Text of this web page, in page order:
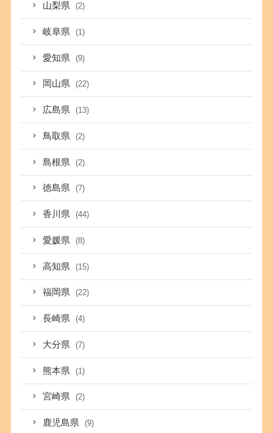
山梨県 (2)
岐阜県 (1)
愛知県 (9)
岡山県 (22)
広島県 (13)
鳥取県 (2)
島根県 (2)
徳島県 (7)
香川県 (44)
愛媛県 (8)
高知県 (15)
福岡県 (22)
長崎県 (4)
大分県 (7)
熊本県 (1)
宮崎県 (2)
鹿児島県 (9)